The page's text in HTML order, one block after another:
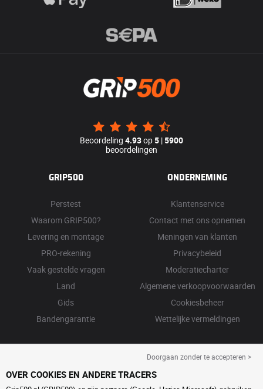
Beoordeling 4.93op5 |5900
beoordelingen
GRIP500
Perstest
Waarom GRIP500?
Levering en montage
PRO-rekening
Vaak gestelde vragen
Land
Gids
Bandengarantie
ONDERNEMING
Klantenservice
Contact met ons opnemen
Meningen van klanten
Privacybeleid
Moderatiecharter
Algemene verkoopvoorwaarden
Cookiesbeheer
Wettelijke vermeldingen
Doorgaan zonder te accepteren >
OVER COOKIES EN ANDERE TRACERS